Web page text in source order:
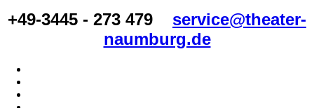
+49-3445 - 273 479
service@theater-
naumburg.de